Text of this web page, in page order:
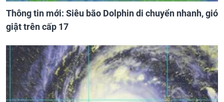
Thông tin mới: Siêu bão Dolphin di chuyển nhanh, gió
giật trên cấp 17